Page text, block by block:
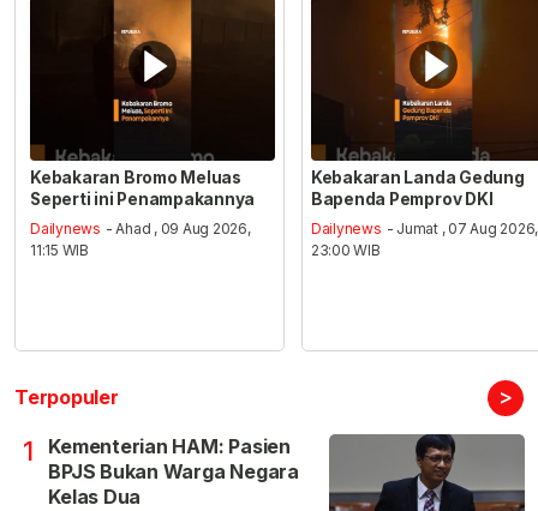
Kebakaran Bromo Meluas
Seperti ini Penampakannya
Dailynews - Ahad , 09 Aug 2026,
11:15 WIB
Kebakaran Landa Gedung
Bapenda Pemprov DKI
Dailynews - Jumat , 07 Aug 2026,
23:00 WIB
Terpopuler >
1
Kementerian HAM: Pasien
BPJS Bukan Warga Negara
Kelas Dua